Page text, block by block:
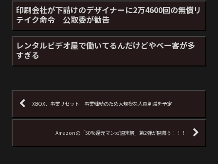
印刷会社が下請けのデザイナーに2万4600回の無償リ
テイク命令 公取委が勧告
レンタルビデオ屋で働いてるんだけどやべー客が多
すぎる
XBOX、事業リセット 事業継続のため大規模な人員削減を予定
Amazonの「50%還元マンガ週末祭」第2弾が開幕ぅ！！！